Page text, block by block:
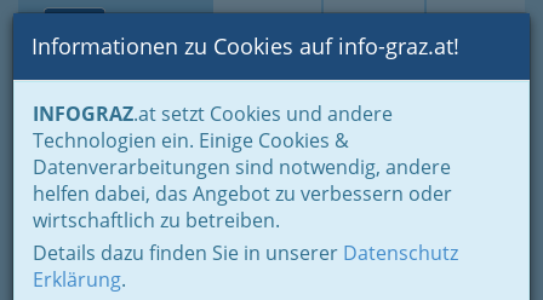
Suche Login Toggle
Informationen zu Cookies auf info-graz.at!
INFOGRAZ.at setzt Cookies und andere
Technologien ein. Einige Cookies &
Datenverarbeitungen sind notwendig, andere
helfen dabei, das Angebot zu verbessern oder
wirtschaftlich zu betreiben.
Details dazu finden Sie in unserer Datenschutz
Erklärung.
Home Branchen Freizeit & Sport Sport
Kampfsportarten
Kampfsportarten - Vereine
und Clubs